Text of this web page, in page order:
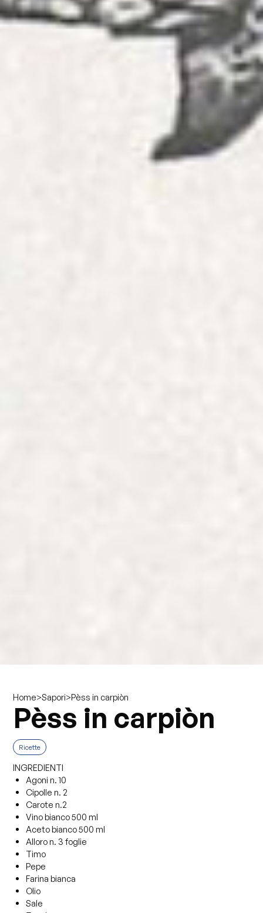
Home>Sapori>Pèss in carpiòn
Pèss in carpiòn
Ricette
INGREDIENTI
Agoni n. 10
Cipolle n. 2
Carote n.2
Vino bianco 500 ml
Aceto bianco 500 ml
Alloro n. 3 foglie
Timo
Pepe
Farina bianca
Olio
Sale